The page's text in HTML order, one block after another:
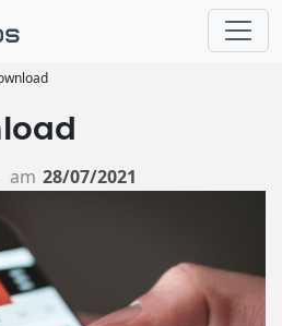
am 28/07/2021